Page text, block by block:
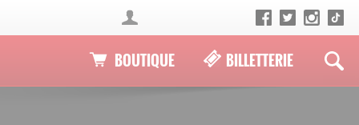
BOUTIQUE BILLETTERIE